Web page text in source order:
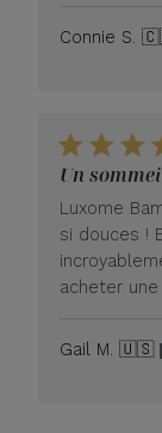
Connie S.
Un
Luxome
si douces !
acheter
Gail M. 🇺🇸